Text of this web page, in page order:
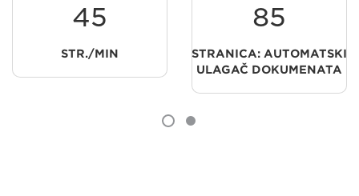
45
STR./MIN
85
STRANICA: AUTOMATSKI
ULAGAČ DOKUMENATA